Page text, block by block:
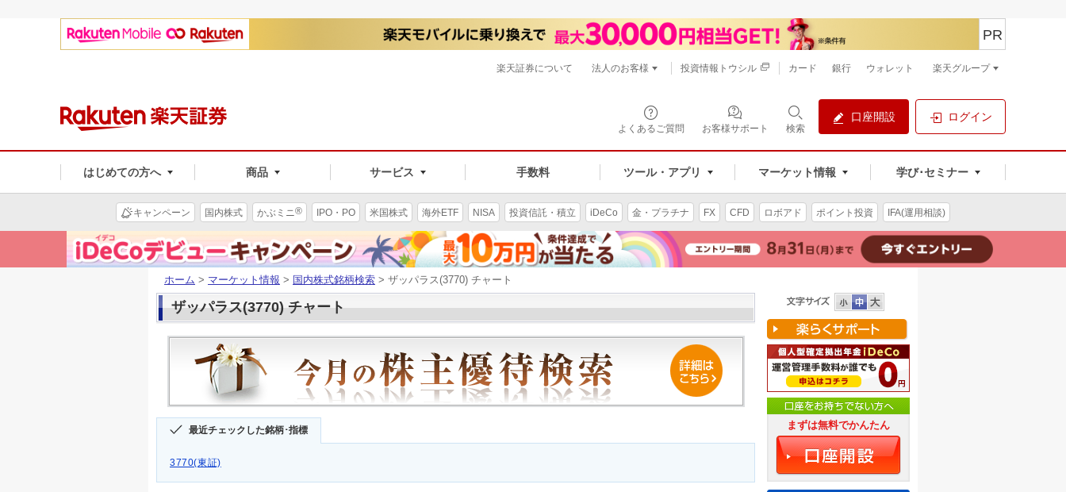
よくあるご質問 お客様サポート 検索
口座開設 ログイン
はじめての方へ 商品 サービス 手数料 ツール・アプリ マーケット情報 学び･セミナー
PR
楽天証券について 法人のお客様 投資情報トウシル カード 銀行 ウォレット 楽天グループ
キャンペーン 国内株式 かぶミニ® IPO・PO 米国株式 海外ETF NISA 投資信託・積立 iDeCo 金・プラチナ FX CFD ロボアド ポイント投資 IFA(運用相談)
ホーム > マーケット情報 > 国内株式銘柄検索 > ザッパラス(3770) チャート
ザッパラス(3770) チャート
最近チェックした銘柄･指標
3770(東証)
まずは無料でかんたん